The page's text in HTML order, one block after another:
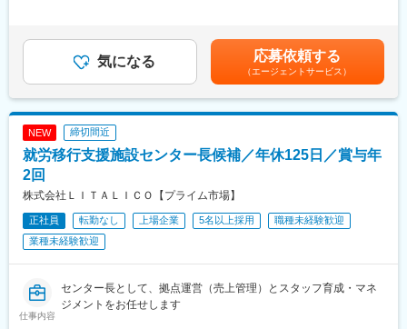
・日常の見守りや声かけ
訪問介護は、流れ作業ではありません。
ご利用者様の“当たり前の日常”を守ります。
最初は必ず先輩が同行。
残業はほぼないので、定時に帰ることが可能です。（残業時間月
■研修制度
研修・フォロー体制を用意しています。
・キャリアアップに必要な資格は1~3年目にかけて取得が可能で
あります。月給(月額)は固定手当を含めた表記です。
気になる 応募依頼する
（エージェントサービス）
NEW 締切間近
就労移行支援施設センター長候補／年休125日／賞与年
2回
株式会社ＬＩＴＡＬＩＣＯ【プライム市場】
正社員 転勤なし 上場企業 5名以上採用
職種未経験歓迎
業種未経験歓迎
仕事内容
センター長として、拠点運営（売上管理）とスタッフ育成・マネ
ジメントをお任せします